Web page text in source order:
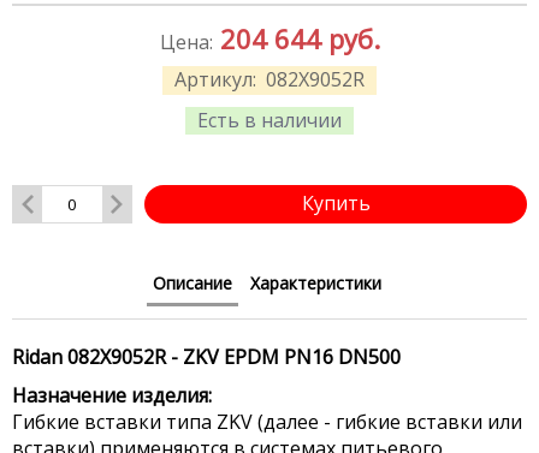
Артикул: 082X9052R
Есть в наличии
Цена: 204 644 руб.
Купить
Описание Характеристики
Ridan 082X9052R - ZKV EPDM PN16 DN500
Назначение изделия:
Гибкие вставки типа ZKV (далее - гибкие вставки или